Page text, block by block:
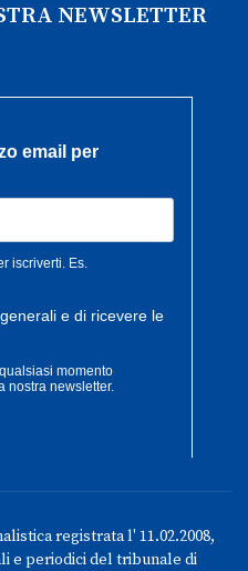
NEWSLETTER
registrata l' 11.02.2008,
e periodici del tribunale di